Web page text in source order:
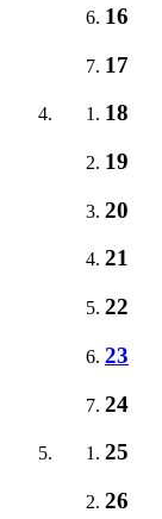
16
17
18
19
20
21
22
23
24
25
26